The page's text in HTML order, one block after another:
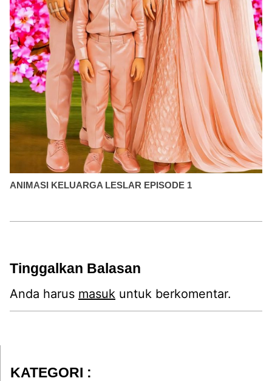
ANIMASI KELUARGA LESLAR EPISODE 1
Tinggalkan Balasan
Anda harus masuk untuk berkomentar.
KATEGORI :